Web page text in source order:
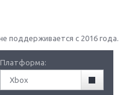
поддерживается с 2016 года.
Платформа:
Xbox